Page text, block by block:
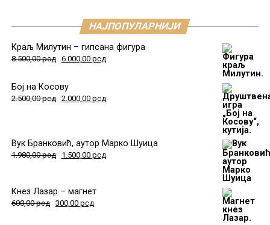
НАЈПОПУЛАРНИЈИ
Краљ Милутин – гипсана фигура
8.500,00рсд 6.000,00 рсд
Бој на Косову
2.500,00рсд 2.000,00 рсд
Вук Бранковић, аутор Марко Шуица
1.980,00рсд 1.500,00 рсд
Кнез Лазар – магнет
600,00рсд 300,00 рсд